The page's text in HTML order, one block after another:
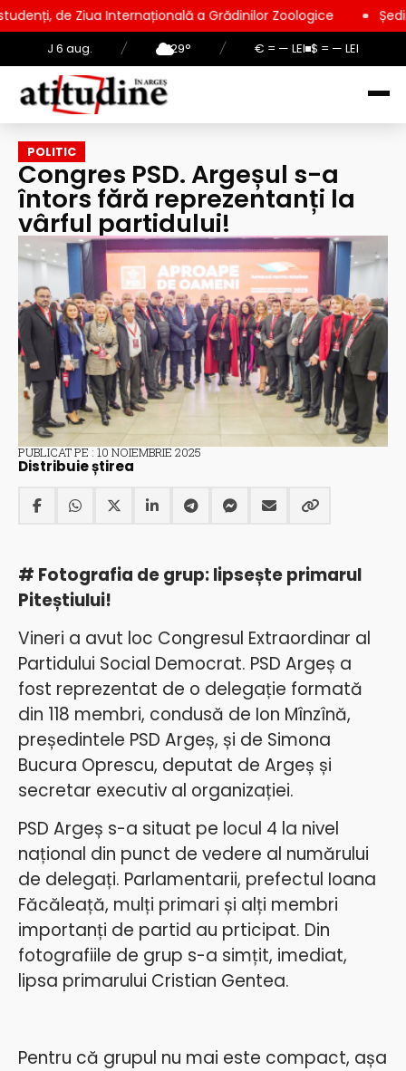
J 6 aug. / 29° / € = — LEI $ = — LEI
Internațională a Grădinilor Zoologice Ședință
POLITIC
Congres PSD. Argeșul s-a
întors fără reprezentanți la
vârful partidului!
PUBLICAT PE : 10 NOIEMBRIE 2025
Distribuie știrea
# Fotografia de grup: lipsește primarul
Piteștiului!
Vineri a avut loc Congresul Extraordinar al
Partidului Social Democrat. PSD Argeș a
fost reprezentat de o delegație formată
din 118 membri, condusă de Ion Mînzînă,
președintele PSD Argeș, și de Simona
Bucura Oprescu, deputat de Argeș și
secretar executiv al organizației.
PSD Argeș s-a situat pe locul 4 la nivel
național din punct de vedere al numărului
de delegați. Parlamentarii, prefectul Ioana
Făcăleață, mulți primari și alți membri
importanți de partid au prticipat. Din
fotografiile de grup s-a simțit, imediat,
lipsa primarului Cristian Gentea.
Pentru că grupul nu mai este compact, așa